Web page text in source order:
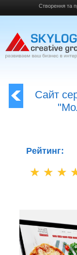
Створення та
Сайт
Рейтинг:
☆
☆
☆